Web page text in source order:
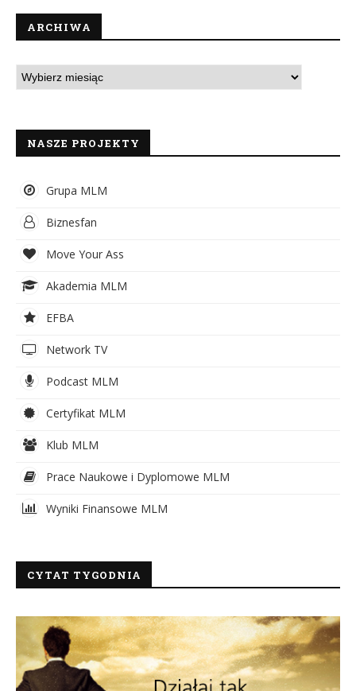
ARCHIWA
NASZE PROJEKTY
Grupa MLM
Biznesfan
Move Your Ass
Akademia MLM
EFBA
Network TV
Podcast MLM
Certyfikat MLM
Klub MLM
Prace Naukowe i Dyplomowe MLM
Wyniki Finansowe MLM
CYTAT TYGODNIA